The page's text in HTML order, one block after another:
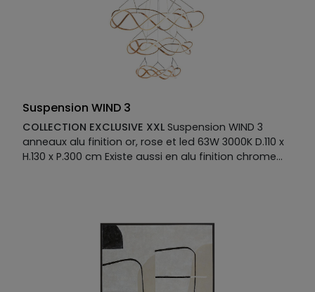
Suspension WIND 3
COLLECTION EXCLUSIVE XXL Suspension WIND 3
anneaux alu finition or, rose et led 63W 3000K D.110 x
H.130 x P.300 cm Existe aussi en alu finition chrome